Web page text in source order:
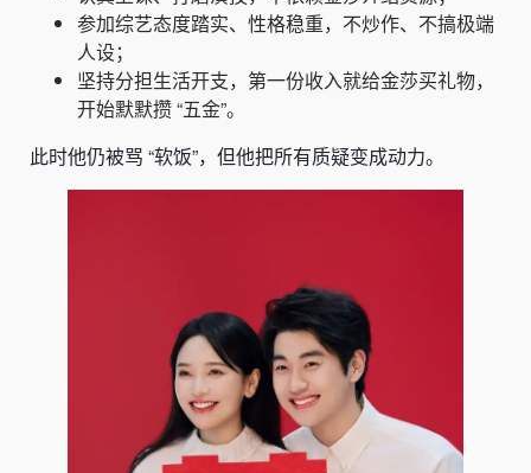
参加综艺态度踏实、性格稳重，不炒作、不搞极端
人设；
坚持分担生活开支，第一份收入就给金莎买礼物，
开始默默攒 “五金”。
此时他仍被骂 “软饭”，但他把所有质疑变成动力。